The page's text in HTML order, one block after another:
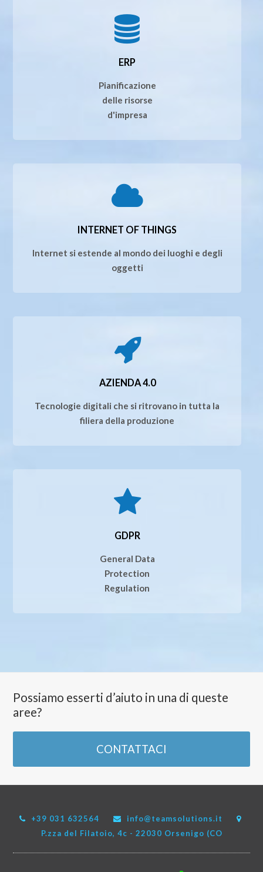
ERP
Pianificazione
delle risorse
d'impresa
INTERNET OF THINGS
Internet si estende al mondo dei luoghi e degli
oggetti
AZIENDA 4.0
Tecnologie digitali che si ritrovano in tutta la
filiera della produzione
GDPR
General Data
Protection
Regulation
Possiamo esserti d’aiuto in una di queste
aree?
CONTATTACI
+39 031 632564
info@teamsolutions.it
P.zza del Filatoio, 4c - 22030 Orsenigo (CO